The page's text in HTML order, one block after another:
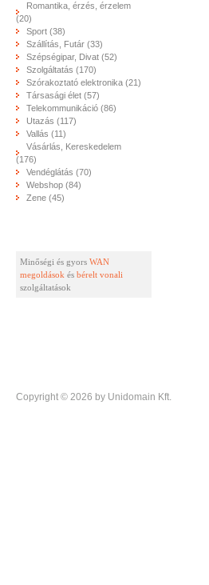
Romantika, érzés, érzelem
(20)
Sport (38)
Szállítás, Futár (33)
Szépségipar, Divat (52)
Szolgáltatás (170)
Szórakoztató elektronika (21)
Társasági élet (57)
Telekommunikáció (86)
Utazás (117)
Vallás (11)
Vásárlás, Kereskedelem
(176)
Vendéglátás (70)
Webshop (84)
Zene (45)
Minőségi és gyors WAN
megoldások és bérelt vonali
szolgáltatások
Copyright © 2026 by Unidomain Kft.